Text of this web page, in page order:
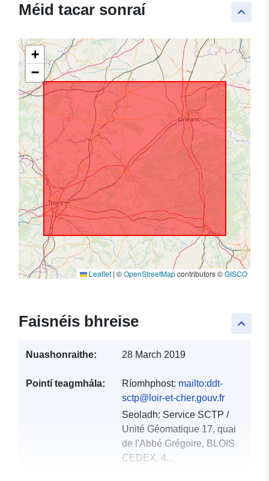
keyboard_arrow_up
Méid tacar sonraí
+
−
Leaflet | ©OpenStreetMapcontributors ©GISCO
keyboard_arrow_up
Faisnéis bhreise
Nuashonraithe: 28 March 2019
Pointí teagmhála: Ríomhphost: mailto:ddt-
sctp@loir-et-cher.gouv.fr
Seoladh: Service SCTP /
Unité Géomatique 17, quai
de l'Abbé Grégoire, BLOIS
CEDEX, 4...